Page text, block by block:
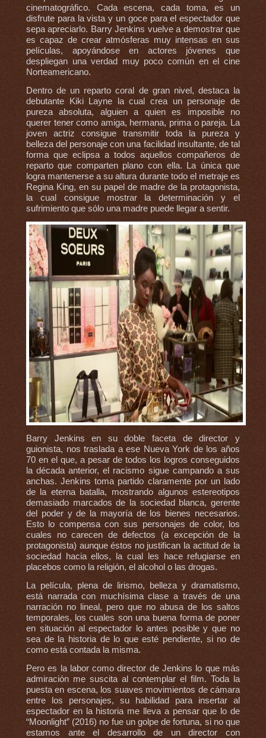
cinematográfico. Cada escena, cada toma, es un
disfrute para la vista y un goce para el espectador que
sepa apreciarlo. Barry Jenkins vuelve a demostrar que
es capaz de crear atmósferas muy intensas en sus
películas, apoyándose en actores jóvenes que
despliegan una verdad muy poco común en el cine
Norteamericano.
Dentro de un reparto coral de gran nivel, destaca la
debutante Kiki Layne la cual crea un personaje de
pureza absoluta, alguien a quien es imposible no
querer tener como amiga, hermana, prima o pareja. La
joven actriz consigue transmitir toda la pureza y
belleza del personaje con una facilidad insultante, de tal
forma que eclipsa a todos aquellos compañeros de
reparto que comparten plano con ella. La única que
logra mantenerse a su altura durante todo el metraje es
Regina King, en su papel de madre de la protagonista,
la cual consigue mostrar la determinación y el
sufrimiento que sólo una madre puede llegar a sentir.
Barry Jenkins en su doble faceta de director y
guionista, nos traslada a ese Nueva York de los años
70 en el que, a pesar de todos los logros conseguidos
la década anterior, el racismo sigue campando a sus
anchas. Jenkins toma partido claramente por un lado
de la eterna batalla, mostrando algunos estereotipos
demasiado marcados de la sociedad blanca, gerente
del poder y de la mayoría de los bienes necesarios.
Esto lo compensa con sus personajes de color, los
cuales no carecen de defectos (a excepción de la
protagonista) aunque éstos no justifican la actitud de la
sociedad hacia ellos, la cual les hace refugiarse en
placebos como la religión, el alcohol o las drogas.
La película, plena de lirismo, belleza y dramatismo,
está narrada con muchísima clase a través de una
narración no lineal, pero que no abusa de los saltos
temporales, los cuales son una buena forma de poner
en situación al espectador lo antes posible y que no
sea de la historia de lo que esté pendiente, si no de
como está contada la misma.
Pero es la labor como director de Jenkins lo que más
admiración me suscita al contemplar el film. Toda la
puesta en escena, los suaves movimientos de cámara
entre los personajes, su habilidad para insertar al
espectador en la historia me lleva a pensar que lo de
“Moonlight” (2016) no fue un golpe de fortuna, si no que
estamos ante el desarrollo de un director con